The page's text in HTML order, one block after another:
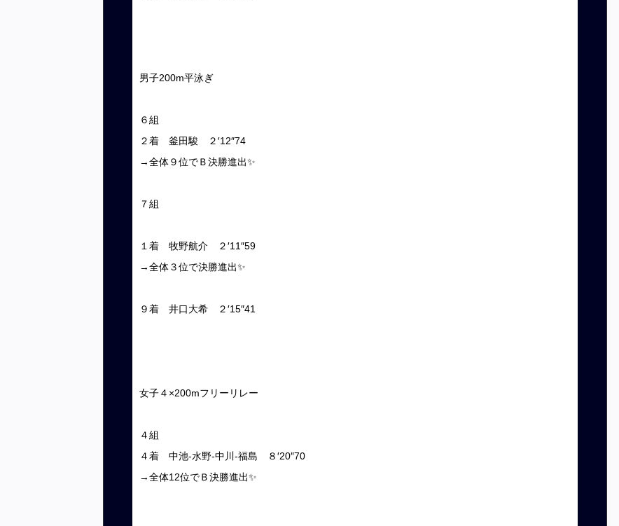
男子200m平泳ぎ
６組
２着 釜田駿 ２′12″74
→全体９位でＢ決勝進出✨
７組
１着 牧野航介 ２′11″59
→全体３位で決勝進出✨
９着 井口大希 ２′15″41
女子４×200mフリーリレー
４組
４着 中池-水野-中川-福島 ８′20″70
→全体12位でＢ決勝進出✨